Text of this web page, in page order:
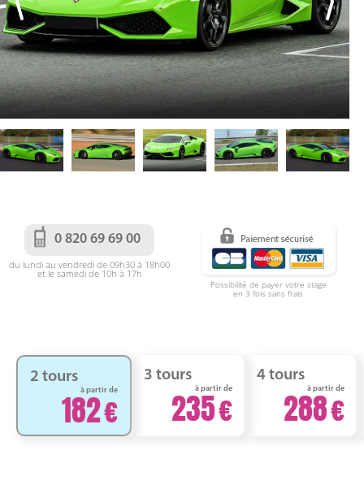
0 820 69 69 00
du lundi au vendredi de 09h30 à 18h00
et le samedi de 10h à 17h
Possibilité de payer votre stage
en 3 fois sans frais
2 tours
à partir de
182
3 tours
à partir de
235
4 tours
à partir de
288